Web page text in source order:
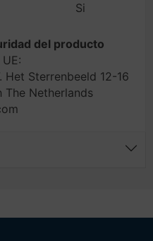
Si
del producto
Het Sterrenbeeld 12-16
The Netherlands